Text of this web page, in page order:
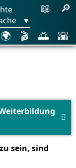
▼
📖 🔎
🌍 🎬 🌅 🌇

sein, sind